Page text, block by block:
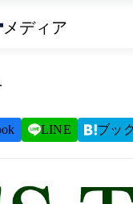
メディア
LINE ブッ